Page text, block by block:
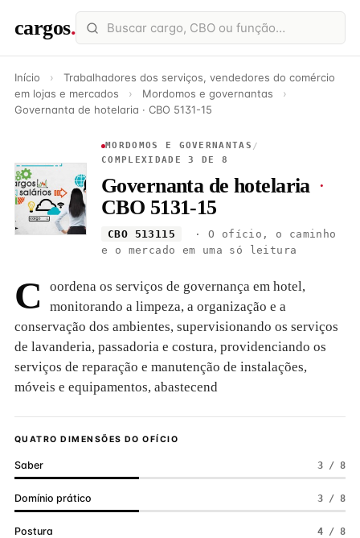
cargos.
Início ›
Trabalhadores dos serviços, vendedores do comércio
em lojas e mercados
› Mordomos e governantas
›
Governanta de hotelaria · CBO 5131-15
MORDOMOS E GOVERNANTAS /
COMPLEXIDADE 3 DE 8
Governanta de hotelaria ·
CBO 5131-15
CBO 513115
· O ofício, o caminho
e o mercado em uma só leitura
C
oordena os serviços de governança em hotel,
monitorando a limpeza, a organização e a
conservação dos ambientes, supervisionando os serviços
de lavanderia, passadoria e costura, providenciando os
serviços de reparação e manutenção de instalações,
móveis e equipamentos, abastecend
QUATRO DIMENSÕES DO OFÍCIO
Saber 3 / 8
Domínio prático 3 / 8
Postura 4 / 8